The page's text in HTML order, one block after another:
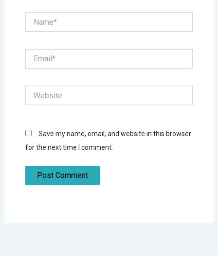
Save my name, email, and website in this browser
for the next time I comment.